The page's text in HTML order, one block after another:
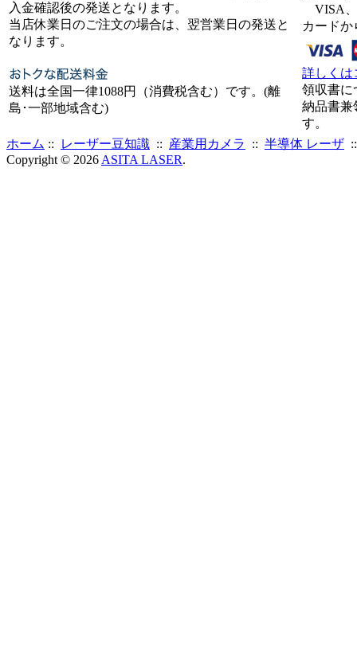
入金確認後の発送となります。
当店休業日のご注文の場合は、翌営業日の発送と
なります。
送料は全国一律1088円（消費税含む）です。(離
島･一部地域含む)
VISA、
カード
詳しくは
領収書に
納品書兼
す。
ホーム :: レーザー豆知識 :: 産業用カメラ :: 半導体 レーザ
Copyright © 2026 ASITA LASER.